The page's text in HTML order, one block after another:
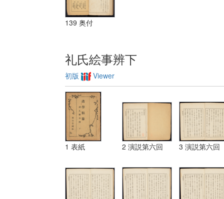
139 奥付
礼氏絵事辨下
初版 Viewer
1 表紙 2 演説第六回 3 演説第六回